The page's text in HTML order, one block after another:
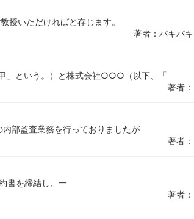
授いただければと存じます。
著者：パキパキ
」という。）と株式会社○○○（以下、「
著者：
部監査業務を行っておりましたが
著者：
書を締結し、一
著者：